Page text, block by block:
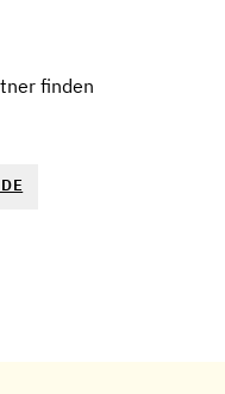
finden